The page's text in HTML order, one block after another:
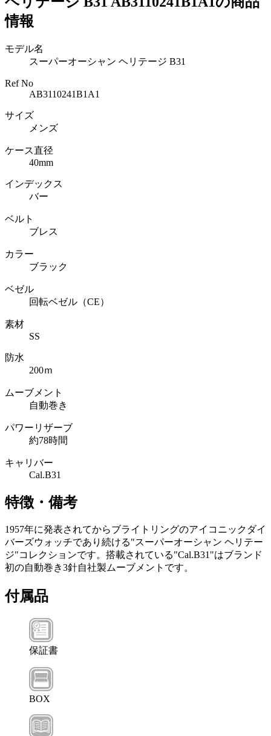
情報
モデル名
スーパーオーシャン ヘリテージ B31
Ref No
AB3110241B1A1
サイズ
メンズ
ケース直径
40mm
インデックス
バー
ベルト
ブレス
カラー
ブラック
ベゼル
回転ベゼル（CE）
素材
SS
防水
200ｍ
ムーブメント
自動巻き
パワーリザーブ
約78時間
キャリバー
Cal.B31
特徴・備考
1957年に発表されてからブライトリングのアイコニックダイ
バーズウォッチであり続ける"スーパーオーシャン ヘリテー
ジ"コレクションです。搭載されている"Cal.B31"はブランド
初の自動巻き3針自社製ムーブメントです。
付属品
保証書
BOX